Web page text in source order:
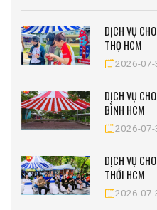
DỊCH VỤ
THỌ HCM
2026-07-
DỊCH VỤ
BÌNH HCM
2026-07-
DỊCH VỤ
THỚI HCM
2026-07-